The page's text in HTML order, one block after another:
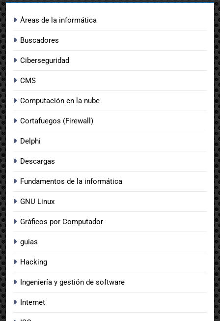
Áreas de la informática
Buscadores
Ciberseguridad
CMS
Computación en la nube
Cortafuegos (Firewall)
Delphi
Descargas
Fundamentos de la informática
GNU Linux
Gráficos por Computador
guias
Hacking
Ingeniería y gestión de software
Internet